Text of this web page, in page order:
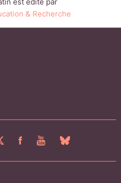
est édité par
& Recherche
FACEBOOKYOUTUBEBLUESKY